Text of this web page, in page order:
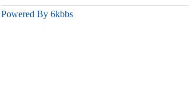
Powered By 6kbbs